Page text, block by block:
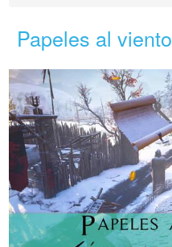
Papeles al viento